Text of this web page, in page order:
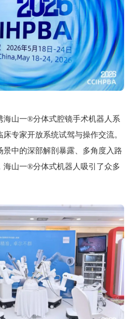
海山一®分体式腔镜手术机器人系
专家开放系统试驾与操作交流。
景中的深部解剖暴露、多角度入路
海山一®分体式机器人吸引了众多